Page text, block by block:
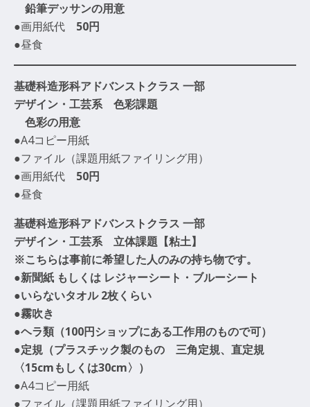
鉛筆デッサンの用意
●画用紙代 50円
●昼食
基礎科造形科アドバンストクラス 一部
デザイン・工芸系
色彩課題
色彩の用意
●A4コピー用紙
●ファイル（課題用紙ファイリング用）
●画用紙代 50円
●昼食
基礎科造形科アドバンストクラス 一部
デザイン・工芸系
立体課題【粘土】
※こちらは事前に希望した人のみの持ち物です。
●新聞紙 もしくは レジャーシート・ブルーシート
●いらないタオル 2枚くらい
●霧吹き
●ヘラ類（100円ショップにある工作用のもので可）
●定規（プラスチック製のもの 三角定規、直定規
〈15cmもしくは30cm〉）
●A4コピー用紙
●ファイル（課題用紙ファイリング用）